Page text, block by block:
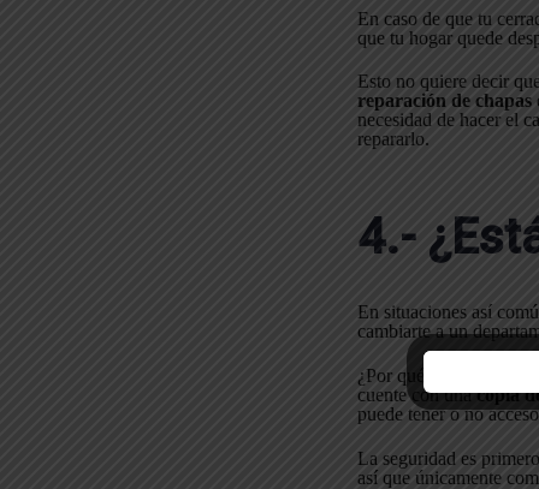
En caso de que tu
que tu hogar quede
Esto no quiere decir
reparación de chapas
necesidad de hacer el
repararlo.
4.-
En situaciones así
cambiarte a un
¿Por qué debo cambiar
cuente con unacopia
puede tener o no
La seguridad es
así que únicamente